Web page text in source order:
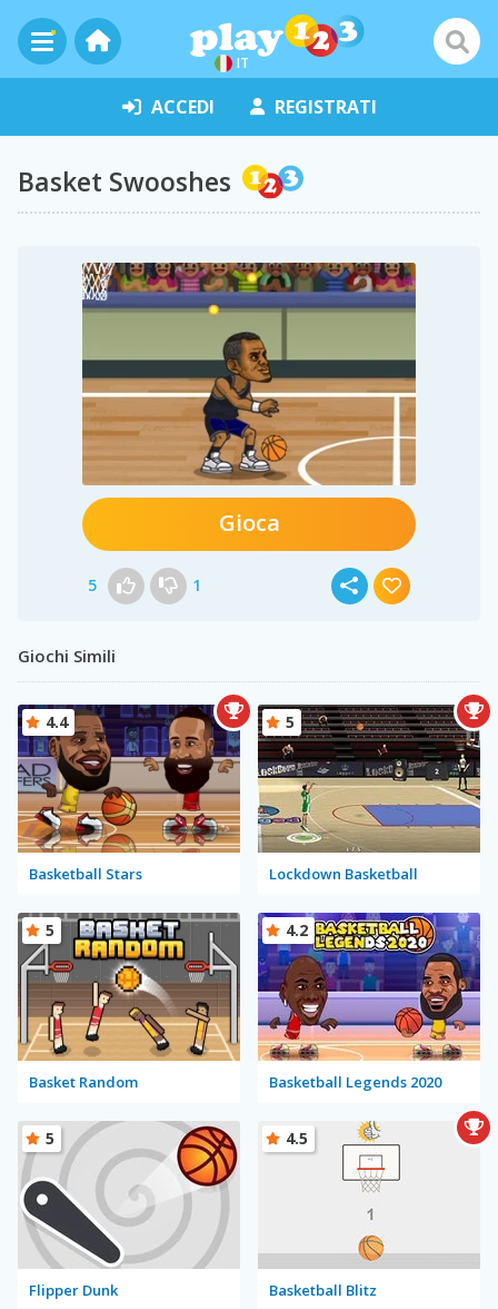
IT
ACCEDI REGISTRATI
Basket Swooshes
Gioca
5 1
Giochi Simili
Basketball Stars
4.4
Lockdown Basketball
5
Basket Random
5
Basketball Legends 2020
4.2
Flipper Dunk
5
Basketball Blitz
4.5